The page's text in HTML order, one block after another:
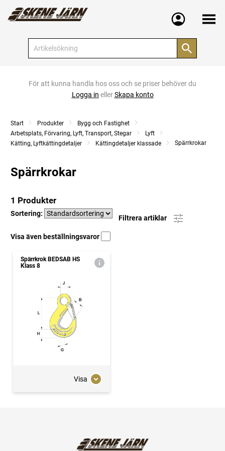
Meny
För att kunna handla hos oss och se priser behöver du
Logga in ellerSkapa konto
Start Produkter
Bygg och Fastighet
Arbetsplats, Förvaring, Lyft, Transport, Stegar
Lyft
Kätting, Lyftkättingdetaljer
Kättingdetaljer klassade Spärrkrokar
Spärrkrokar
1 Produkter
Sortering:
Filtrera artiklar
Visa även beställningsvaror
Spärrkrok BEDSAB HS
Klass 8
Visa